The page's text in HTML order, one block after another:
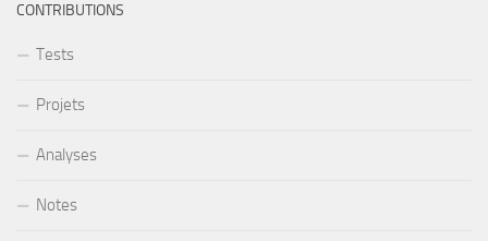
CONTRIBUTIONS
Tests
Projets
Analyses
Notes